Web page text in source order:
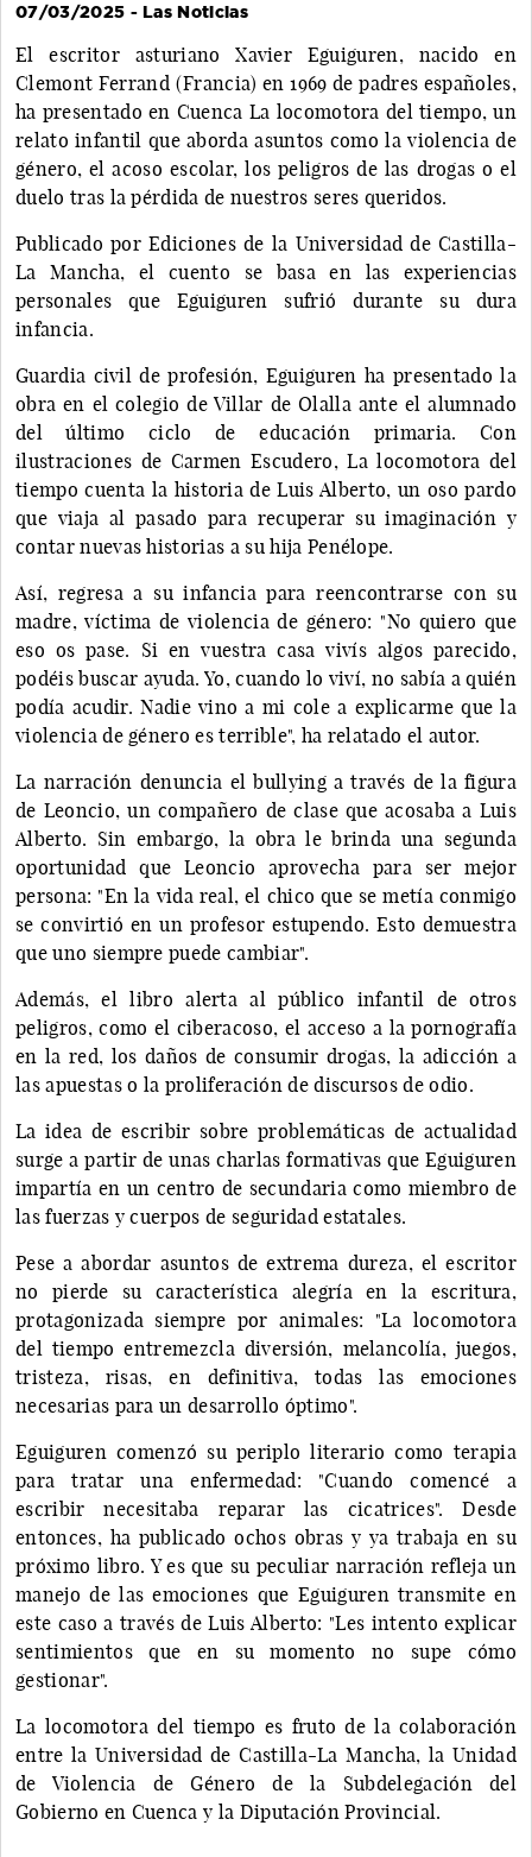
07/03/2025 - Las Noticias
El escritor asturiano Xavier Eguiguren, nacido en
Clemont Ferrand (Francia) en 1969 de padres españoles,
ha presentado en Cuenca La locomotora del tiempo, un
relato infantil que aborda asuntos como la violencia de
género, el acoso escolar, los peligros de las drogas o el
duelo tras la pérdida de nuestros seres queridos.
Publicado por Ediciones de la Universidad de Castilla-
La Mancha, el cuento se basa en las experiencias
personales que Eguiguren sufrió durante su dura
infancia.
Guardia civil de profesión, Eguiguren ha presentado la
obra en el colegio de Villar de Olalla ante el alumnado
del último ciclo de educación primaria. Con
ilustraciones de Carmen Escudero, La locomotora del
tiempo cuenta la historia de Luis Alberto, un oso pardo
que viaja al pasado para recuperar su imaginación y
contar nuevas historias a su hija Penélope.
Así, regresa a su infancia para reencontrarse con su
madre, víctima de violencia de género: "No quiero que
eso os pase. Si en vuestra casa vivís algos parecido,
podéis buscar ayuda. Yo, cuando lo viví, no sabía a quién
podía acudir. Nadie vino a mi cole a explicarme que la
violencia de género es terrible", ha relatado el autor.
La narración denuncia el bullying a través de la figura
de Leoncio, un compañero de clase que acosaba a Luis
Alberto. Sin embargo, la obra le brinda una segunda
oportunidad que Leoncio aprovecha para ser mejor
persona: "En la vida real, el chico que se metía conmigo
se convirtió en un profesor estupendo. Esto demuestra
que uno siempre puede cambiar".
Además, el libro alerta al público infantil de otros
peligros, como el ciberacoso, el acceso a la pornografía
en la red, los daños de consumir drogas, la adicción a
las apuestas o la proliferación de discursos de odio.
La idea de escribir sobre problemáticas de actualidad
surge a partir de unas charlas formativas que Eguiguren
impartía en un centro de secundaria como miembro de
las fuerzas y cuerpos de seguridad estatales.
Pese a abordar asuntos de extrema dureza, el escritor
no pierde su característica alegría en la escritura,
protagonizada siempre por animales: "La locomotora
del tiempo entremezcla diversión, melancolía, juegos,
tristeza, risas, en definitiva, todas las emociones
necesarias para un desarrollo óptimo".
Eguiguren comenzó su periplo literario como terapia
para tratar una enfermedad: "Cuando comencé a
escribir necesitaba reparar las cicatrices". Desde
entonces, ha publicado ochos obras y ya trabaja en su
próximo libro. Y es que su peculiar narración refleja un
manejo de las emociones que Eguiguren transmite en
este caso a través de Luis Alberto: "Les intento explicar
sentimientos que en su momento no supe cómo
gestionar".
La locomotora del tiempo es fruto de la colaboración
entre la Universidad de Castilla-La Mancha, la Unidad
de Violencia de Género de la Subdelegación del
Gobierno en Cuenca y la Diputación Provincial.